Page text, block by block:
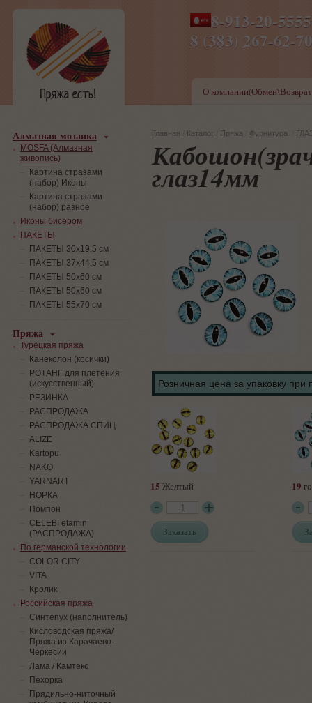
8-913-20-
8 (383) 267-
ПН-ПТ 8-17,СБ-ВС 9-
О
Главная Каталог Пряжа Фурнитура
глаз14мм
Розничная цена за упаковку при
15 Желтый
Заказать
19
Алмазная мозаика
MOSFA (Алмазная
живопись)
Картина стразами
(набор) Иконы
Картина стразами
(набор) разное
Иконы бисером
ПАКЕТЫ
ПАКЕТЫ 30х19.5 см
ПАКЕТЫ 37х44.5 см
ПАКЕТЫ 50х60 см
ПАКЕТЫ 50х60 см
ПАКЕТЫ 55х70 см
Пряжа
Турецкая пряжа
Канеколон (косички)
РОТАНГ для плетения
(искусственный)
PЕЗИНКА
РАСПРОДАЖА
РАСПРОДАЖА СПИЦ
ALIZE
Kartopu
NAKO
YARNART
НОРКА
Помпон
СELEBI etamin
(РАСПРОДАЖА)
По германской технологии
COLOR CITY
VITA
Кролик
Российская пряжа
Синтепух (наполнитель)
Кисловодская пряжа/
Пряжа из Карачаево-
Черкесии
Лама / Камтекс
Пехорка
Прядильно-ниточный